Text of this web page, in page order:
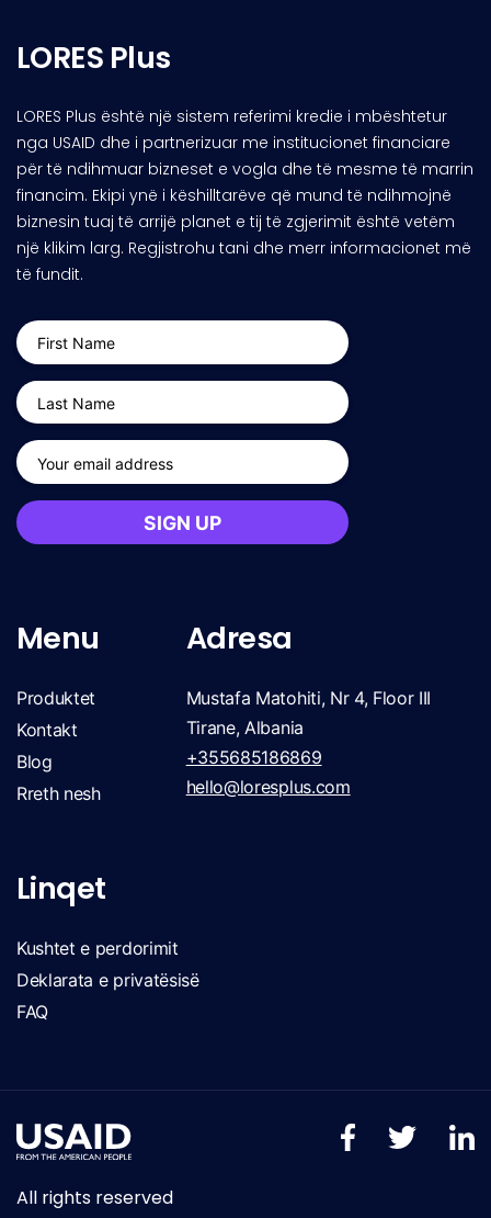
LORES Plus
LORES Plus është një sistem referimi kredie i mbështetur
nga USAID dhe i partnerizuar me institucionet financiare
për të ndihmuar bizneset e vogla dhe të mesme të marrin
financim. Ekipi ynë i këshilltarëve që mund të ndihmojnë
biznesin tuaj të arrijë planet e tij të zgjerimit është vetëm
një klikim larg. Regjistrohu tani dhe merr informacionet më
të fundit.
Menu
Produktet
Kontakt
Blog
Rreth nesh
Adresa
Mustafa Matohiti, Nr 4, Floor III
Tirane, Albania
+355685186869
hello@loresplus.com
Linqet
Kushtet e perdorimit
Deklarata e privatësisë
FAQ
All rights reserved